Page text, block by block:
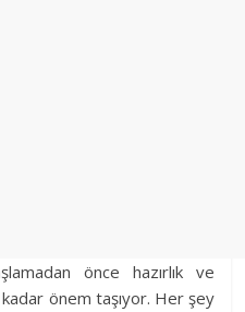
önce hazırlık ve
önem taşıyor. Her şey